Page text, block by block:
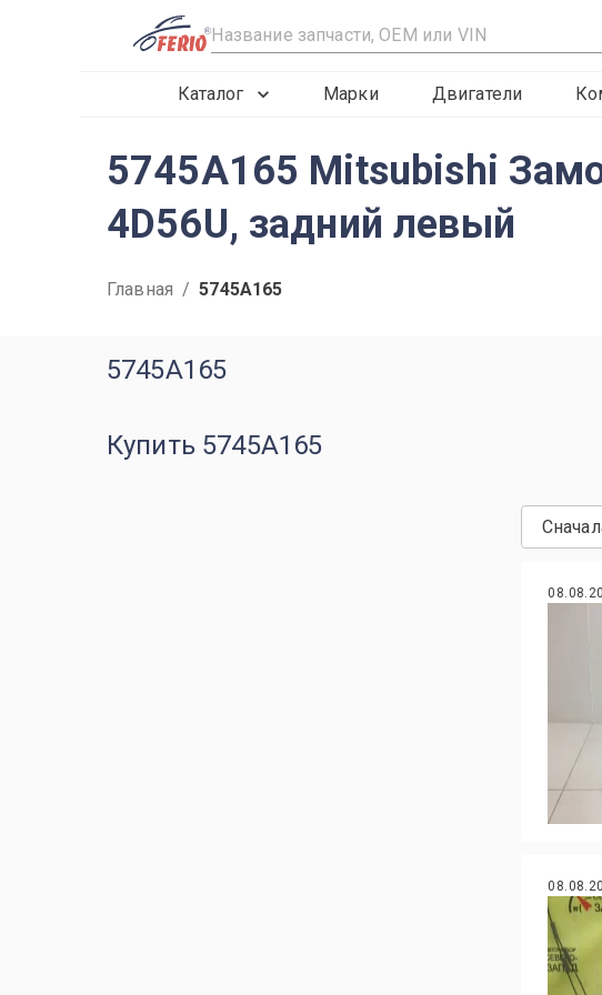
R
Каталог Марки Двигатели
5745A165 Mitsubishi
4D56U, задний левый
Главная / 5745A165
5745A165
Купить 5745A165